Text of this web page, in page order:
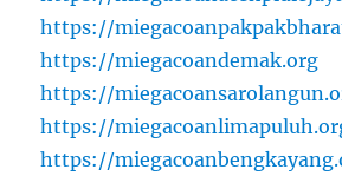
https://
https://miegacoandemak.org
https://
https://
https://